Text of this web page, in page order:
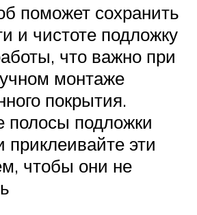
поможет сохранить
и чистоте подложку
что важно при
монтаже
покрытия.
полосы подложки
приклеивайте эти
чтобы они не